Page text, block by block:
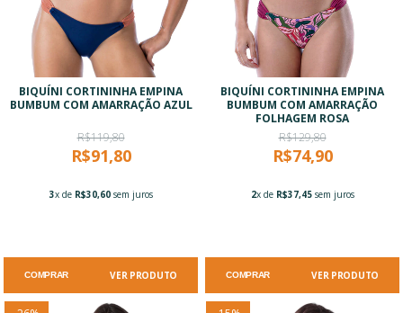
BIQUÍNI CORTININHA EMPINA
BUMBUM COM AMARRAÇÃO AZUL
R$119,80
R$91,80
3x de R$30,60sem juros
COMPRAR VER PRODUTO
BIQUÍNI CORTININHA EMPINA
BUMBUM COM AMARRAÇÃO
FOLHAGEM ROSA
R$129,80
R$74,90
2x de R$37,45sem juros
COMPRAR VER PRODUTO